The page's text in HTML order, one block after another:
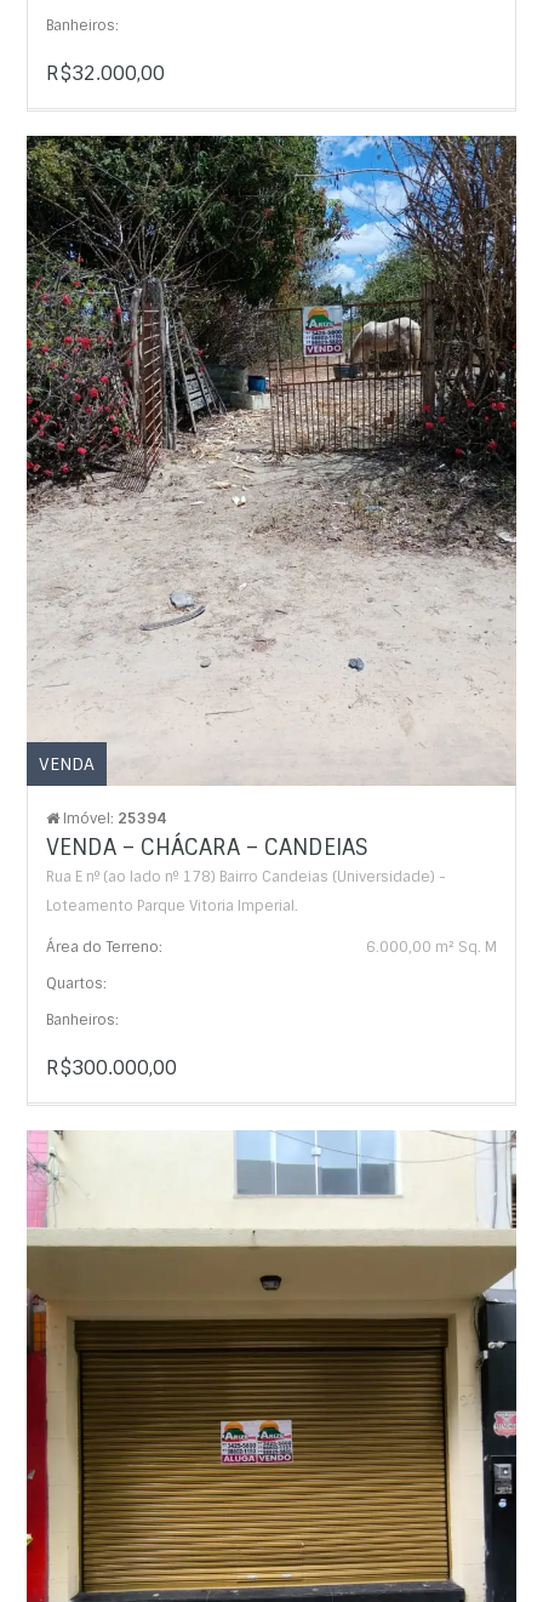
Banheiros:
R$32.000,00
VENDA
Imóvel: 25394
VENDA – CHÁCARA – CANDEIAS
Rua E nº (ao lado nº 178) Bairro Candeias (Universidade) -
Loteamento Parque Vitoria Imperial.
Área do Terreno:
6.000,00 m² Sq. M
Quartos:
Banheiros:
R$300.000,00